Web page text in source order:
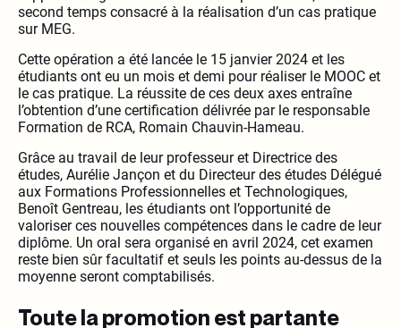
second temps consacré à la réalisation d’un cas pratique
sur MEG.
Cette opération a été lancée le 15 janvier 2024 et les
étudiants ont eu un mois et demi pour réaliser le MOOC et
le cas pratique. La réussite de ces deux axes entraîne
l’obtention d’une certification délivrée par le responsable
Formation de RCA, Romain Chauvin-Hameau.
Grâce au travail de leur professeur et Directrice des
études, Aurélie Jançon et du Directeur des études Délégué
aux Formations Professionnelles et Technologiques,
Benoît Gentreau, les étudiants ont l’opportunité de
valoriser ces nouvelles compétences dans le cadre de leur
diplôme. Un oral sera organisé en avril 2024, cet examen
reste bien sûr facultatif et seuls les points au-dessus de la
moyenne seront comptabilisés.
Toute la promotion est partante